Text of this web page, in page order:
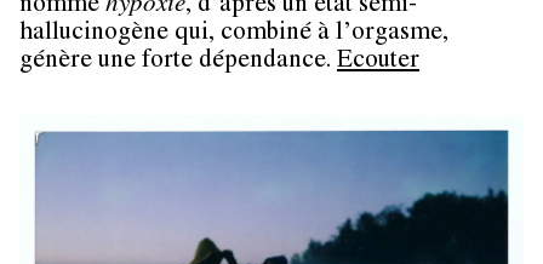
nommé hypoxie, d’après un état semi-
hallucinogène qui, combiné à l’orgasme,
génère une forte dépendance. Ecouter